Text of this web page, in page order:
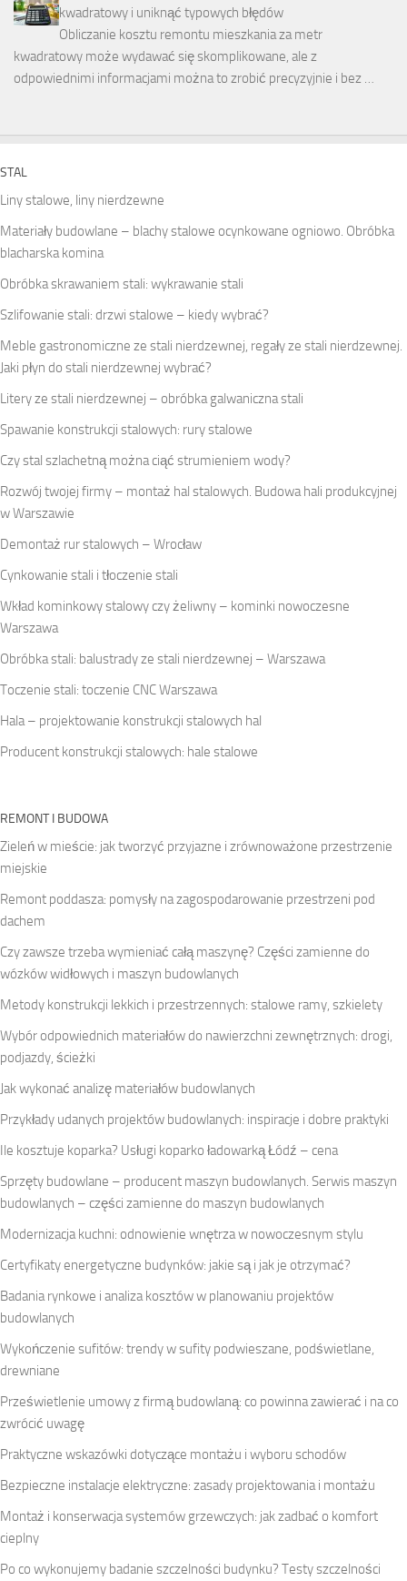
kwadratowy i uniknąć typowych błędów
Obliczanie kosztu remontu mieszkania za metr
kwadratowy może wydawać się skomplikowane, ale z
odpowiednimi informacjami można to zrobić precyzyjnie i bez …
STAL
Liny stalowe, liny nierdzewne
Materiały budowlane – blachy stalowe ocynkowane ogniowo. Obróbka
blacharska komina
Obróbka skrawaniem stali: wykrawanie stali
Szlifowanie stali: drzwi stalowe – kiedy wybrać?
Meble gastronomiczne ze stali nierdzewnej, regały ze stali nierdzewnej.
Jaki płyn do stali nierdzewnej wybrać?
Litery ze stali nierdzewnej – obróbka galwaniczna stali
Spawanie konstrukcji stalowych: rury stalowe
Czy stal szlachetną można ciąć strumieniem wody?
Rozwój twojej firmy – montaż hal stalowych. Budowa hali produkcyjnej
w Warszawie
Demontaż rur stalowych – Wrocław
Cynkowanie stali i tłoczenie stali
Wkład kominkowy stalowy czy żeliwny – kominki nowoczesne
Warszawa
Obróbka stali: balustrady ze stali nierdzewnej – Warszawa
Toczenie stali: toczenie CNC Warszawa
Hala – projektowanie konstrukcji stalowych hal
Producent konstrukcji stalowych: hale stalowe
REMONT I BUDOWA
Zieleń w mieście: jak tworzyć przyjazne i zrównoważone przestrzenie
miejskie
Remont poddasza: pomysły na zagospodarowanie przestrzeni pod
dachem
Czy zawsze trzeba wymieniać całą maszynę? Części zamienne do
wózków widłowych i maszyn budowlanych
Metody konstrukcji lekkich i przestrzennych: stalowe ramy, szkielety
Wybór odpowiednich materiałów do nawierzchni zewnętrznych: drogi,
podjazdy, ścieżki
Jak wykonać analizę materiałów budowlanych
Przykłady udanych projektów budowlanych: inspiracje i dobre praktyki
Ile kosztuje koparka? Usługi koparko ładowarką Łódź – cena
Sprzęty budowlane – producent maszyn budowlanych. Serwis maszyn
budowlanych – części zamienne do maszyn budowlanych
Modernizacja kuchni: odnowienie wnętrza w nowoczesnym stylu
Certyfikaty energetyczne budynków: jakie są i jak je otrzymać?
Badania rynkowe i analiza kosztów w planowaniu projektów
budowlanych
Wykończenie sufitów: trendy w sufity podwieszane, podświetlane,
drewniane
Prześwietlenie umowy z firmą budowlaną: co powinna zawierać i na co
zwrócić uwagę
Praktyczne wskazówki dotyczące montażu i wyboru schodów
Bezpieczne instalacje elektryczne: zasady projektowania i montażu
Montaż i konserwacja systemów grzewczych: jak zadbać o komfort
cieplny
Po co wykonujemy badanie szczelności budynku? Testy szczelności